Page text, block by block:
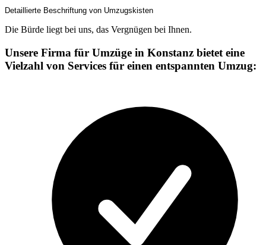
Detaillierte Beschriftung von Umzugskisten
Die Bürde liegt bei uns, das Vergnügen bei Ihnen.
Unsere Firma für Umzüge in Konstanz bietet eine
Vielzahl von Services für einen entspannten Umzug: